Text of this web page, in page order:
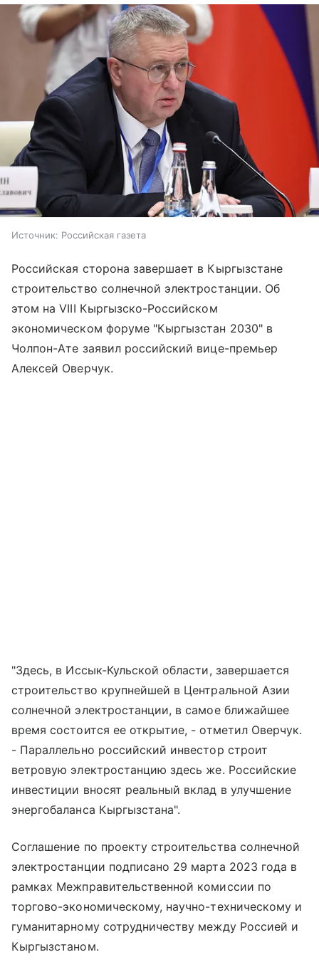
Источник: Российская газета
Российская сторона завершает в Кыргызстане
строительство солнечной электростанции. Об
этом на VIII Кыргызско-Российском
экономическом форуме "Кыргызстан 2030" в
Чолпон-Ате заявил российский вице-премьер
Алексей Оверчук.
"Здесь, в Иссык-Кульской области, завершается
строительство крупнейшей в Центральной Азии
солнечной электростанции, в самое ближайшее
время состоится ее открытие, - отметил Оверчук.
- Параллельно российский инвестор строит
ветровую электростанцию здесь же. Российские
инвестиции вносят реальный вклад в улучшение
энергобаланса Кыргызстана".
Соглашение по проекту строительства солнечной
электростанции подписано 29 марта 2023 года в
рамках Межправительственной комиссии по
торгово-экономическому, научно-техническому и
гуманитарному сотрудничеству между Россией и
Кыргызстаном.